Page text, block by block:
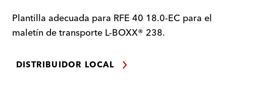
Plantilla adecuada para RFE 40 18.0-EC para el
maletín de transporte L-BOXX® 238.
DISTRIBUIDOR LOCAL